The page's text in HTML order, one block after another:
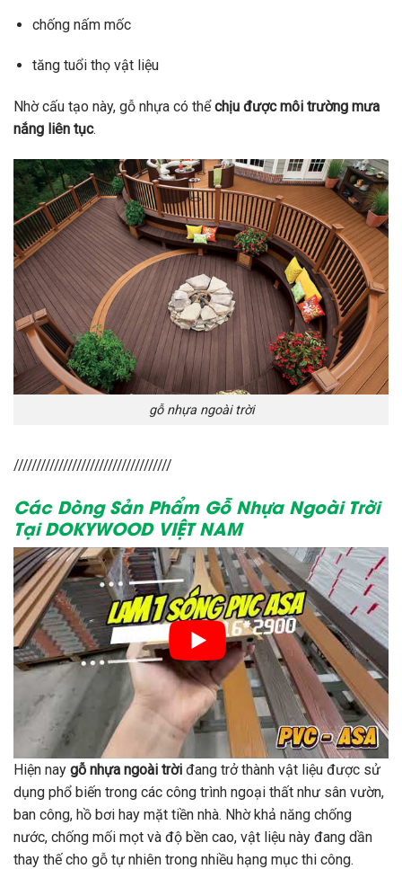
chống nấm mốc
tăng tuổi thọ vật liệu
Nhờ cấu tạo này, gỗ nhựa có thểchịu được môi trường mưa
nắng liên tục.
gỗ nhựa ngoài trời
///////////////////////////////////
Các Dòng Sản Phẩm Gỗ Nhựa Ngoài Trời
Tại DOKYWOOD VIỆT NAM
Hiện nay gỗ nhựa ngoài trời đang trở thành vật liệu được sử
dụng phổ biến trong các công trình ngoại thất như sân vườn,
ban công, hồ bơi hay mặt tiền nhà. Nhờ khả năng chống
nước, chống mối mọt và độ bền cao, vật liệu này đang dần
thay thế cho gỗ tự nhiên trong nhiều hạng mục thi công.